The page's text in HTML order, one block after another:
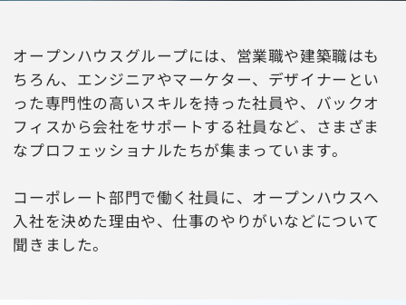
オープンハウスグループには、営業職や建築職はも
ちろん、エンジニアやマーケター、デザイナーとい
った専門性の高いスキルを持った社員や、バックオ
フィスから会社をサポートする社員など、さまざま
なプロフェッショナルたちが集まっています。
コーポレート部門で働く社員に、オープンハウスへ
入社を決めた理由や、仕事のやりがいなどについて
聞きました。